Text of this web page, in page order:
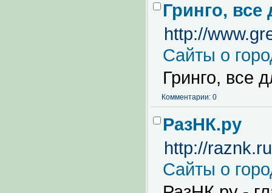
Гринго,
http://
Сайты о
Гринго, все
Комментарии: 0
РазНК.ру
http://
Сайты о